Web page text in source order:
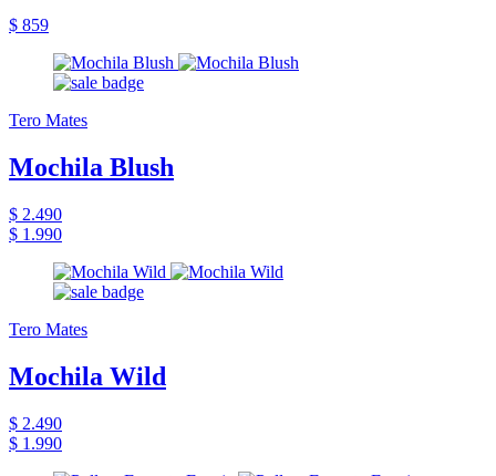
$ 859
Tero Mates
Mochila Blush
$ 2.490
$ 1.990
Tero Mates
Mochila Wild
$ 2.490
$ 1.990